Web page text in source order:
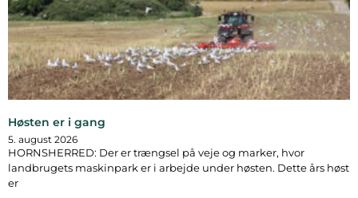
Høsten er i gang
5. august 2026
HORNSHERRED: Der er trængsel på veje og marker, hvor
landbrugets maskinpark er i arbejde under høsten. Dette års høst
er